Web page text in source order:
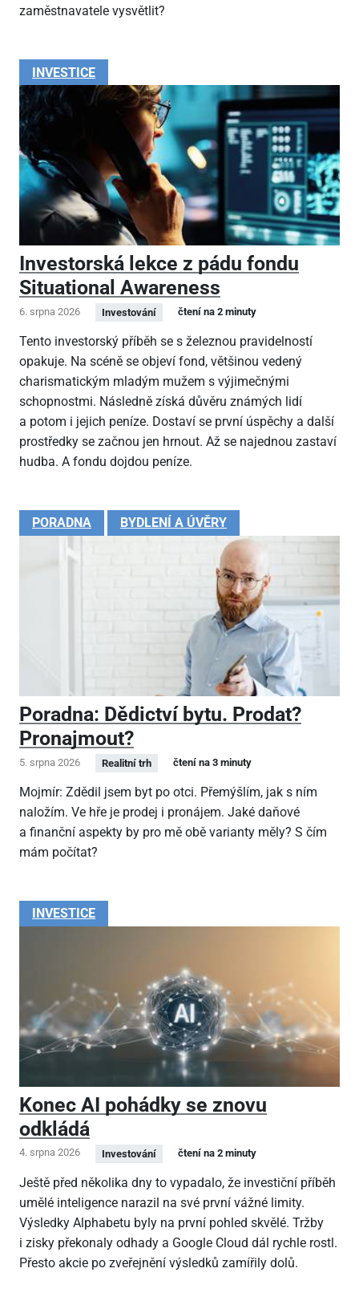
zaměstnavatele vysvětlit?
INVESTICE
Investorská lekce z pádu fondu
Situational Awareness
6. srpna 2026 Investování čtení na 2 minuty
Tento investorský příběh se s železnou pravidelností
opakuje. Na scéně se objeví fond, většinou vedený
charismatickým mladým mužem s výjimečnými
schopnostmi. Následně získá důvěru známých lidí
a potom i jejich peníze. Dostaví se první úspěchy a další
prostředky se začnou jen hrnout. Až se najednou zastaví
hudba. A fondu dojdou peníze.
PORADNA BYDLENÍ A ÚVĚRY
Poradna: Dědictví bytu. Prodat?
Pronajmout?
5. srpna 2026 Realitní trh čtení na 3 minuty
Mojmír: Zdědil jsem byt po otci. Přemýšlím, jak s ním
naložím. Ve hře je prodej i pronájem. Jaké daňové
a finanční aspekty by pro mě obě varianty měly? S čím
mám počítat?
INVESTICE
Konec AI pohádky se znovu
odkládá
4. srpna 2026 Investování čtení na 2 minuty
Ještě před několika dny to vypadalo, že investiční příběh
umělé inteligence narazil na své první vážné limity.
Výsledky Alphabetu byly na první pohled skvělé. Tržby
i zisky překonaly odhady a Google Cloud dál rychle rostl.
Přesto akcie po zveřejnění výsledků zamířily dolů.